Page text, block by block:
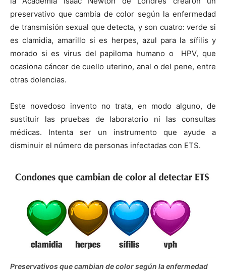
preservativo que cambia de color según la enfermedad
de transmisión sexual que detecta, y son cuatro: verde si
es clamidia, amarillo si es herpes, azul para la sífilis y
morado si es virus del papiloma humano o HPV, que
ocasiona cáncer de cuello uterino, anal o del pene, entre
otras dolencias.
Este novedoso invento no trata, en modo alguno, de
sustituir las pruebas de laboratorio ni las consultas
médicas. Intenta ser un instrumento que ayude a
disminuir el número de personas infectadas con ETS.
Preservativos que cambian de color según la enfermedad